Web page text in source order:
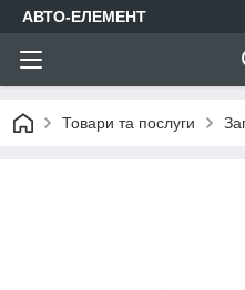
АВТО-ЕЛЕМЕНТ
Товари та послуги